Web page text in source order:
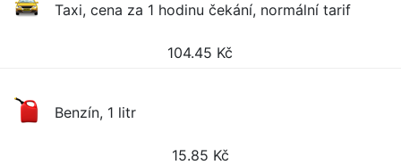
Taxi, cena za 1 hodinu čekání, normální tarif
104.45 Kč
Benzín, 1 litr
15.85 Kč